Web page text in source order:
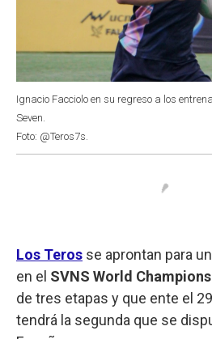
Ignacio Facciolo en su regreso a los
Seven.
Foto: @Teros7s.
Los Teros se aprontan para
en el SVNS World
de tres etapas y que ente el
tendrá la segunda que se